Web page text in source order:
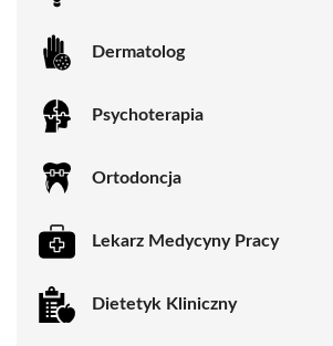
Dermatolog
Psychoterapia
Ortodoncja
Lekarz Medycyny Pracy
Dietetyk Kliniczny